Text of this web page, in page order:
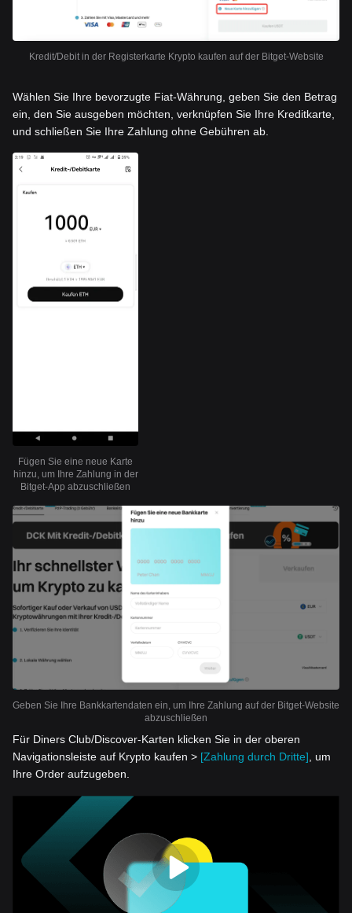
Kredit/Debit in der Registerkarte Krypto kaufen auf der Bitget-Website
Wählen Sie Ihre bevorzugte Fiat-Währung, geben Sie den Betrag
ein, den Sie ausgeben möchten, verknüpfen Sie Ihre Kreditkarte,
und schließen Sie Ihre Zahlung ohne Gebühren ab.
Fügen Sie eine neue Karte
hinzu, um Ihre Zahlung in der
Bitget-App abzuschließen
Geben Sie Ihre Bankkartendaten ein, um Ihre Zahlung auf der Bitget-Website
abzuschließen
Für Diners Club/Discover-Karten klicken Sie in der oberen
Navigationsleiste auf Krypto kaufen > [Zahlung durch Dritte], um
Ihre Order aufzugeben.